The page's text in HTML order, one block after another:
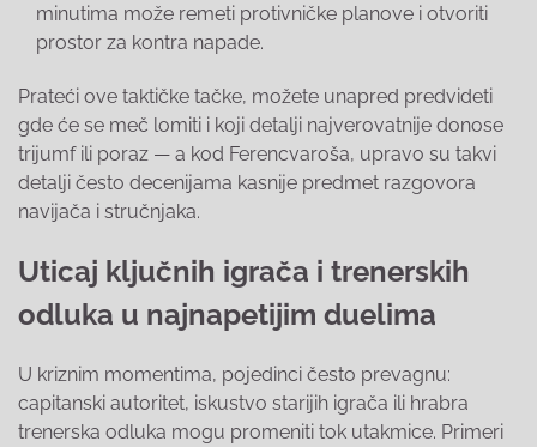
minutima može remeti protivničke planove i otvoriti
prostor za kontra napade.
Prateći ove taktičke tačke, možete unapred predvideti
gde će se meč lomiti i koji detalji najverovatnije donose
trijumf ili poraz — a kod Ferencvaroša, upravo su takvi
detalji često decenijama kasnije predmet razgovora
navijača i stručnjaka.
Uticaj ključnih igrača i trenerskih
odluka u najnapetijim duelima
U kriznim momentima, pojedinci često prevagnu:
capitanski autoritet, iskustvo starijih igrača ili hrabra
trenerska odluka mogu promeniti tok utakmice. Primeri